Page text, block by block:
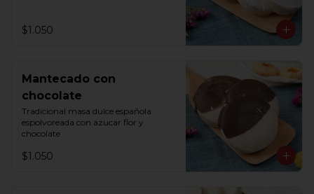
$1.050
Mantecado con
chocolate
Tradicional masa dulce española
espolvoreada con azucar flor y
chocolate
$1.050